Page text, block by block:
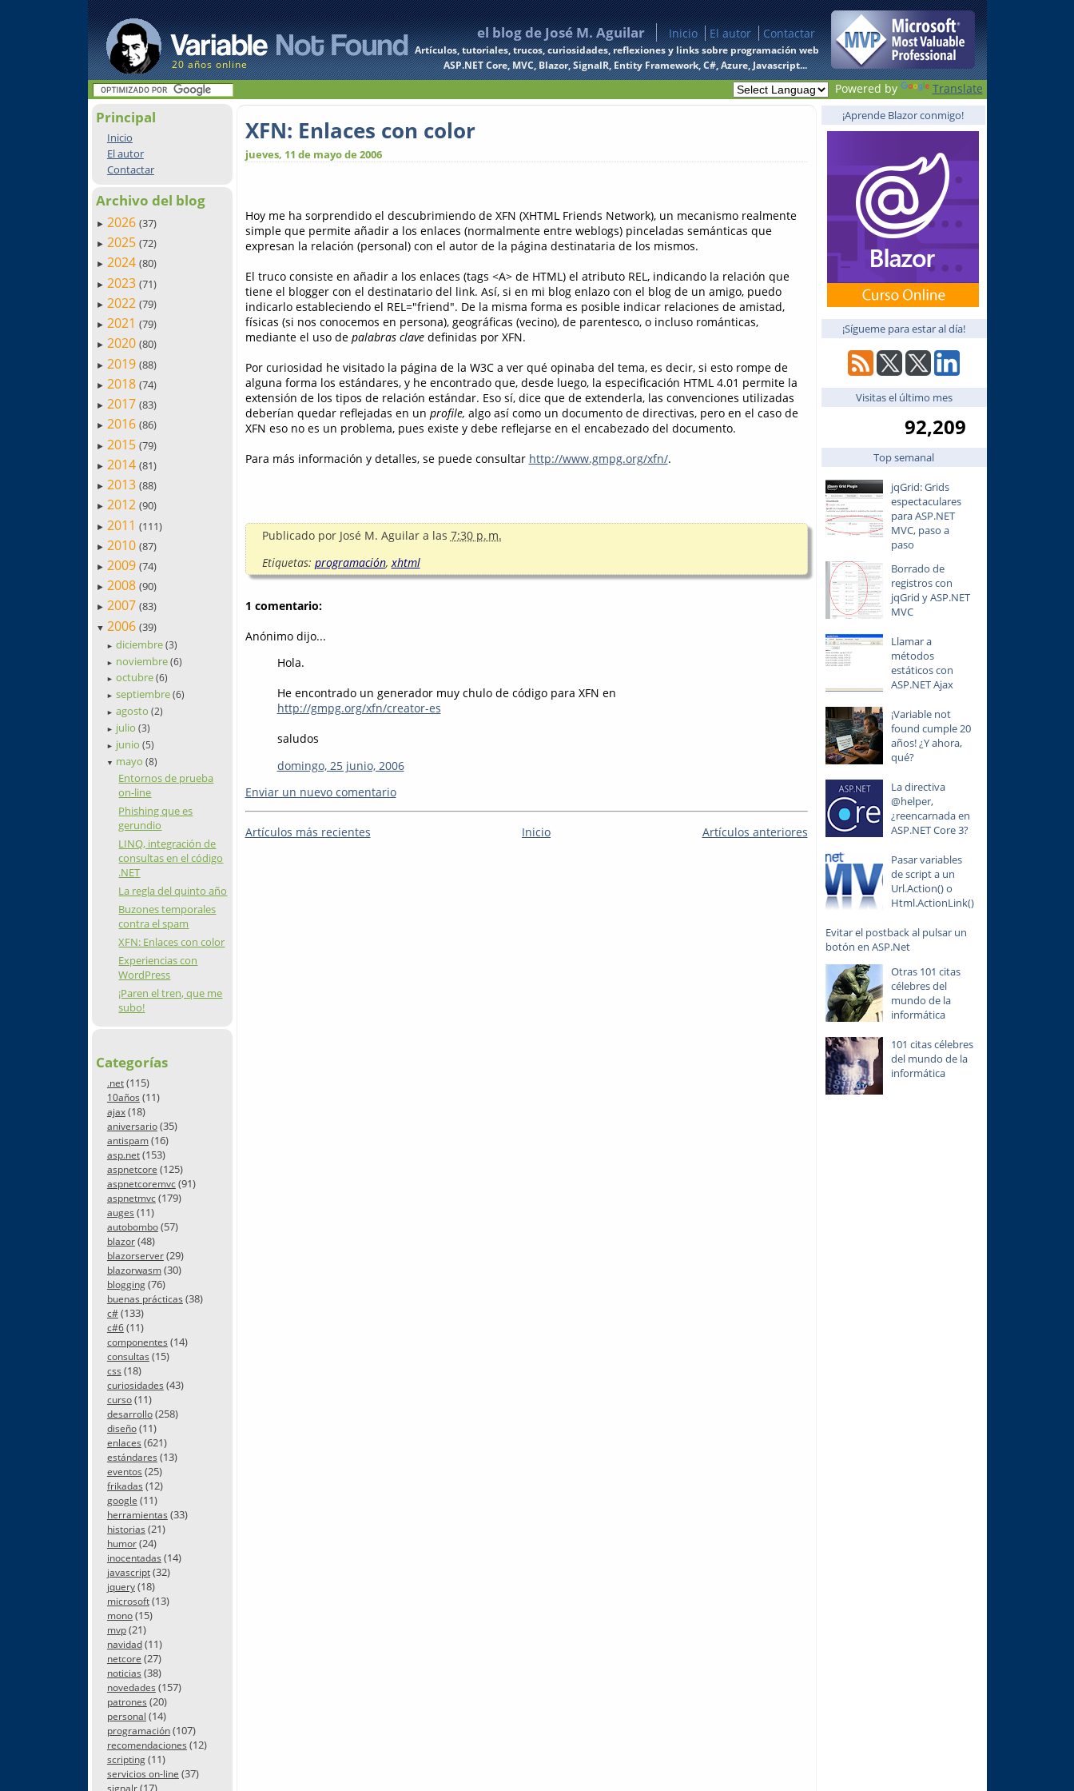
20 años online
el blog de José M. Aguilar Inicio El autor Contactar
Artículos, tutoriales, trucos, curiosidades, reflexiones y links sobre programación web
ASP.NET Core, MVC, Blazor, SignalR, Entity Framework, C#, Azure, Javascript...
Powered by Translate
Principal
Inicio
El autor
Contactar
Archivo del blog
► 2026 (37)
► 2025 (72)
► 2024 (80)
► 2023 (71)
► 2022 (79)
► 2021 (79)
► 2020 (80)
► 2019 (88)
► 2018 (74)
► 2017 (83)
► 2016 (86)
► 2015 (79)
► 2014 (81)
► 2013 (88)
► 2012 (90)
► 2011 (111)
► 2010 (87)
► 2009 (74)
► 2008 (90)
► 2007 (83)
▼ 2006 (39)
► diciembre(3)
► noviembre(6)
► octubre(6)
► septiembre(6)
► agosto(2)
► julio(3)
► junio(5)
▼ mayo(8)
Entornos de prueba
on-line
Phishing que es
gerundio
LINQ, integración de
consultas en el código
.NET
La regla del quinto año
Buzones temporales
contra el spam
XFN: Enlaces con color
Experiencias con
WordPress
¡Paren el tren, que me
subo!
Categorías
.net(115)
10años (11)
ajax(18)
aniversario(35)
antispam(16)
asp.net(153)
aspnetcore (125)
aspnetcoremvc(91)
aspnetmvc(179)
auges (11)
autobombo(57)
blazor(48)
blazorserver(29)
blazorwasm(30)
blogging(76)
buenas prácticas (38)
c#(133)
c#6(11)
componentes (14)
consultas (15)
css (18)
curiosidades (43)
curso(11)
desarrollo(258)
diseño(11)
enlaces (621)
estándares (13)
eventos (25)
frikadas (12)
google (11)
herramientas (33)
historias (21)
humor(24)
inocentadas (14)
javascript(32)
jquery(18)
microsoft(13)
mono(15)
mvp(21)
navidad(11)
netcore (27)
noticias (38)
novedades (157)
patrones (20)
personal (14)
programación(107)
recomendaciones (12)
scripting(11)
servicios on-line (37)
signalr(17)
XFN: Enlaces con color
jueves, 11 de mayo de 2006
Hoy me ha sorprendido el descubrimiendo de XFN (XHTML Friends Network), un mecanismo realmente
simple que permite añadir a los enlaces (normalmente entre weblogs) pinceladas semánticas que
expresan la relación (personal) con el autor de la página destinataria de los mismos.
El truco consiste en añadir a los enlaces (tags <A> de HTML) el atributo REL, indicando la relación que
tiene el blogger con el destinatario del link. Así, si en mi blog enlazo con el blog de un amigo, puedo
indicarlo estableciendo el REL="friend". De la misma forma es posible indicar relaciones de amistad,
físicas (si nos conocemos en persona), geográficas (vecino), de parentesco, o incluso románticas,
mediante el uso de palabras clavedefinidas por XFN.
Por curiosidad he visitado la página de la W3C a ver qué opinaba del tema, es decir, si esto rompe de
alguna forma los estándares, y he encontrado que, desde luego, la especificación HTML 4.01 permite la
extensión de los tipos de relación estándar. Eso sí, dice que de extenderla, las convenciones utilizadas
deberían quedar reflejadas en un profile, algo así como un documento de directivas, pero en el caso de
XFN eso no es un problema, pues existe y debe reflejarse en el encabezado del documento.
Para más información y detalles, se puede consultar http://www.gmpg.org/xfn/.
Publicado por José M. Aguilar a las 7:30 p. m.
Etiquetas: programación, xhtml
1 comentario:
Anónimo dijo...
Hola.
He encontrado un generador muy chulo de código para XFN en
http://gmpg.org/xfn/creator-es
saludos
domingo, 25 junio, 2006
Enviar un nuevo comentario
Artículos más recientes Artículos anteriores
Inicio
¡Aprende Blazor conmigo!
¡Sígueme para estar al día!
Visitas el último mes
92,209
Top semanal
jqGrid: Grids
espectaculares
para ASP.NET
MVC, paso a
paso
Borrado de
registros con
jqGrid y ASP.NET
MVC
Llamar a
métodos
estáticos con
ASP.NET Ajax
¡Variable not
found cumple 20
años! ¿Y ahora,
qué?
La directiva
@helper,
¿reencarnada en
ASP.NET Core 3?
Pasar variables
de script a un
Url.Action() o
Html.ActionLink()
Evitar el postback al pulsar un
botón en ASP.Net
Otras 101 citas
célebres del
mundo de la
informática
101 citas célebres
del mundo de la
informática